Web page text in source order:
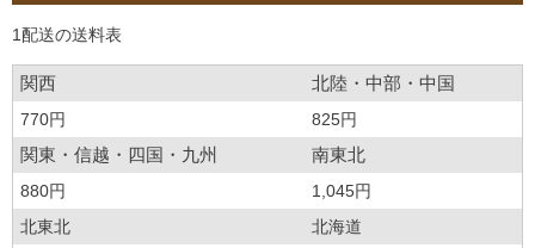
1配送の送料表
関西 北陸・中部・中国
770円 825円
関東・信越・四国・九州 南東北
880円
1,045円
北東北
北海道